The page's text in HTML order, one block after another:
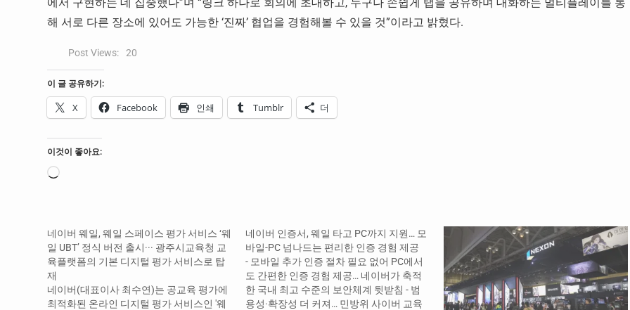
해 서로 다른 장소에 있어도 가능한 ‘진짜’ 협업을 경험해볼 수 있을 것”이라고 밝혔다.
Post Views: 20
이 글 공유하기:
X Facebook 인쇄 Tumblr 더
이것이 좋아요:
로
네이버 웨일, 웨일 스페이스 평가 서비스 ‘웨
일 UBT’ 정식 버전 출시··· 광주시교육청 교
육플랫폼의 기본 디지털 평가 서비스로 탑
재
네이버(대표이사 최수연)는 공교육 평가에
최적화된 온라인 디지털 평가 서비스인 '웨
네이버 인증서, 웨일 타고 PC까지 지원… 모
바일-PC 넘나드는 편리한 인증 경험 제공
- 모바일 추가 인증 절차 필요 없어 PC에서
도 간편한 인증 경험 제공… 네이버가 축적
한 국내 최고 수준의 보안체계 뒷받침 - 범
용성·확장성 더 커져… 민방위 사이버 교육